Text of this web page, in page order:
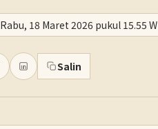
Rabu, 18 Maret 2026 pukul 15.55
Salin